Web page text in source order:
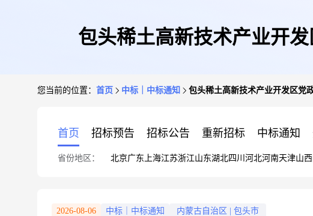
包头稀土高新技术产业开
您当前的位置： 首页 中标｜中标通知 包头稀土高新技术产业开发区党
首页 招标预告 招标公告 重新招标 中标通知
省份地区： 北京广东 上海江苏浙江山东湖北四川 河北河南天津山西
2026-08-06 中标｜中标通知 内蒙古自治区 包头市